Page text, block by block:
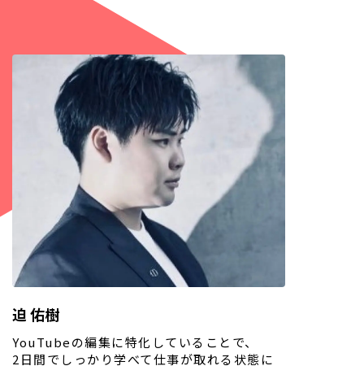
迫 佑樹
YouTubeの編集に特化していることで、
2日間でしっかり学べて仕事が取れる状態に